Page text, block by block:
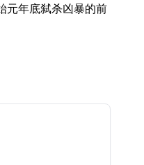
元年底弑杀凶暴的前